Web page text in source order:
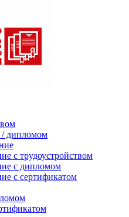
/ дипломом
с трудоустройством
с дипломом
с сертификатом